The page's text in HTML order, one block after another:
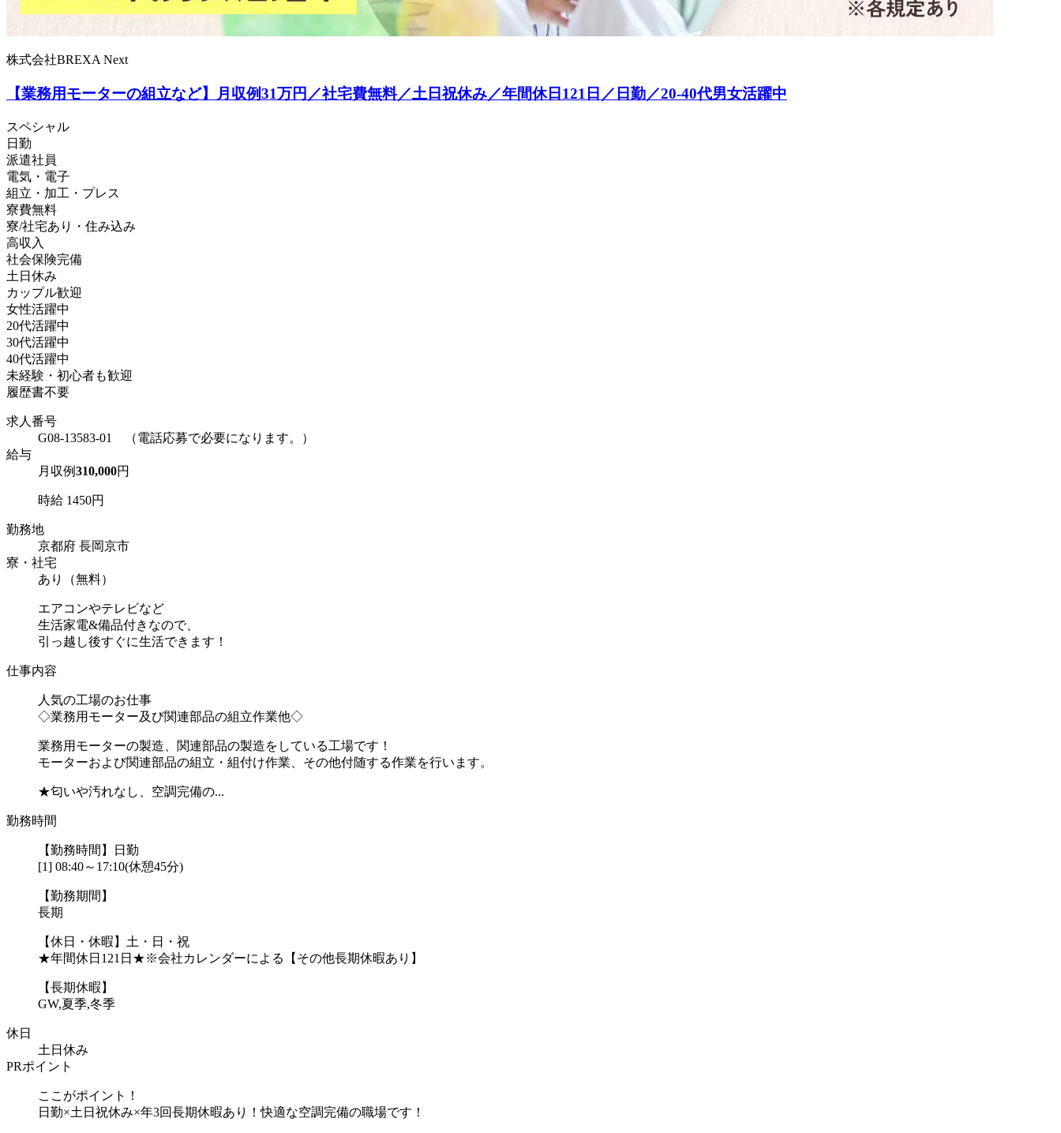
株式会社BREXA Next
【業務用モーターの組立など】月収例31万円／社宅費無料／土日祝休み／年間休日121日／日勤／20-40代男女活躍中
スペシャル
日勤
派遣社員
電気・電子
組立・加工・プレス
寮費無料
寮/社宅あり・住み込み
高収入
社会保険完備
土日休み
カップル歓迎
女性活躍中
20代活躍中
30代活躍中
40代活躍中
未経験・初心者も歓迎
履歴書不要
求人番号
G08-13583-01 （電話応募で必要になります。）
給与
月収例310,000円
時給 1450円
勤務地
京都府 長岡京市
寮・社宅
あり（無料）
エアコンやテレビなど
生活家電&備品付きなので、
引っ越し後すぐに生活できます！
仕事内容
人気の工場のお仕事
◇業務用モーター及び関連部品の組立作業他◇
業務用モーターの製造、関連部品の製造をしている工場です！
モーターおよび関連部品の組立・組付け作業、その他付随する作業を行います。
★匂いや汚れなし、空調完備の...
勤務時間
【勤務時間】日勤
[1] 08:40～17:10(休憩45分)
【勤務期間】
長期
【休日・休暇】土・日・祝
★年間休日121日★※会社カレンダーによる【その他長期休暇あり】
【長期休暇】
GW,夏季,冬季
休日
土日休み
PRポイント
ここがポイント！
日勤×土日祝休み×年3回長期休暇あり！快適な空調完備の職場です！